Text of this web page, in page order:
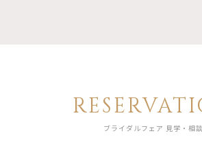
ブライダルフェア 見学・相談